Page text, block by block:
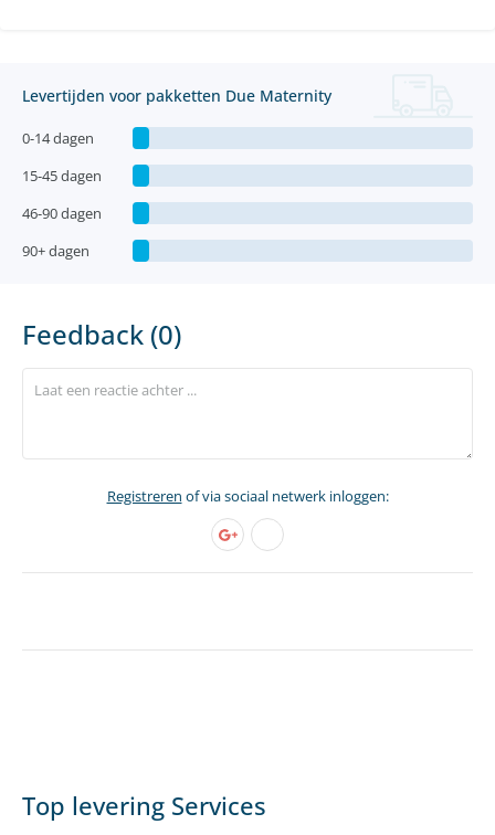
Levertijden voor pakketten Due Maternity
0-14 dagen
15-45 dagen
46-90 dagen
90+ dagen
Feedback (0)
Registreren of via sociaal netwerk inloggen:
Top levering Services